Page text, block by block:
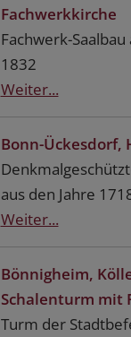
Fachwerkkirche
Fachwerk-
1832
Weiter...
Bonn-
aus den Jahre
Weiter...
Bönnigheim,
Schalenturm mit
Turm der